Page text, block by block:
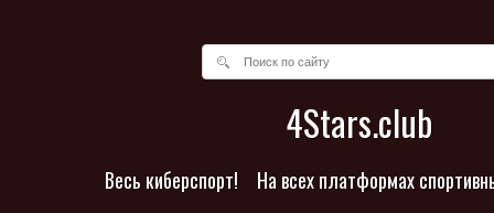
4Stars.club
Весь киберспорт! На всех платформах